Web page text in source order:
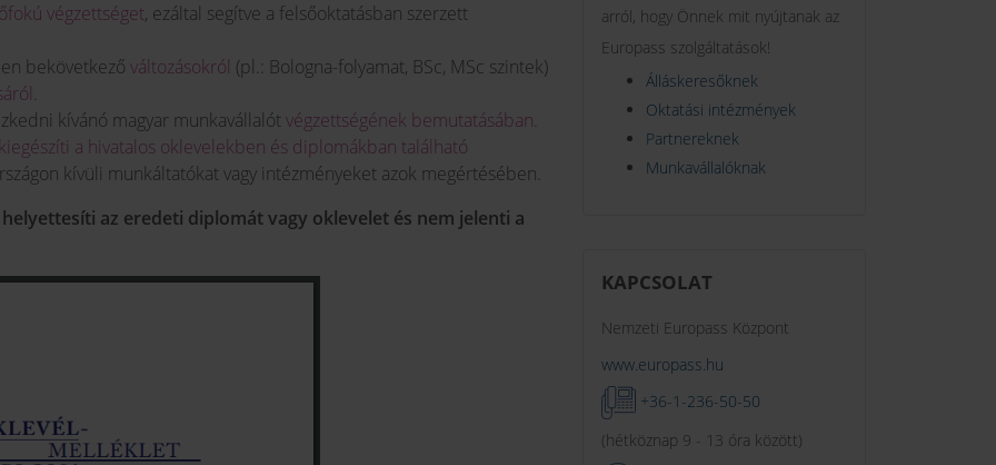
végzettséget, ezáltal segítve a felsőoktatásban szerzett
bekövetkező változásokról (pl.: Bologna-folyamat, BSc, MSc szintek)
kívánó magyar munkavállalótvégzettségének bemutatásában.
kiegészíti a hivatalos oklevelekben és diplomákban található
kívüli munkáltatókat vagy intézményeket azok megértésében.
az eredeti diplomát vagy oklevelet és nem jelenti a
arról, hogy Önnek mit nyújtanak az
Europass szolgáltatások!
Álláskeresőknek
Oktatási intézmények
Partnereknek
Munkavállalóknak
KAPCSOLAT
Nemzeti Europass Központ
www.europass.hu
+36-1-236-50-50
(hétköznap 9 - 13 óra között)